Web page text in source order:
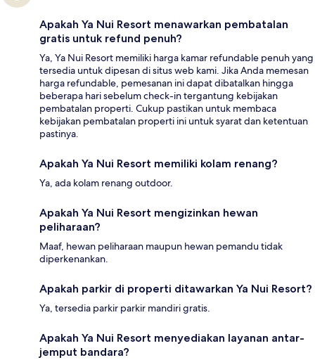
Apakah Ya Nui Resort menawarkan pembatalan
gratis untuk refund penuh?
Ya, Ya Nui Resort memiliki harga kamar refundable penuh yang
tersedia untuk dipesan di situs web kami. Jika Anda memesan
harga refundable, pemesanan ini dapat dibatalkan hingga
beberapa hari sebelum check-in tergantung kebijakan
pembatalan properti. Cukup pastikan untuk membaca
kebijakan pembatalan properti ini untuk syarat dan ketentuan
pastinya.
Apakah Ya Nui Resort memiliki kolam renang?
Ya, ada kolam renang outdoor.
Apakah Ya Nui Resort mengizinkan hewan
peliharaan?
Maaf, hewan peliharaan maupun hewan pemandu tidak
diperkenankan.
Apakah parkir di properti ditawarkan Ya Nui Resort?
Ya, tersedia parkir parkir mandiri gratis.
Apakah Ya Nui Resort menyediakan layanan antar-
jemput bandara?